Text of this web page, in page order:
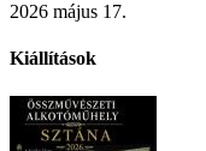
2026 május 17.
Kiállítások